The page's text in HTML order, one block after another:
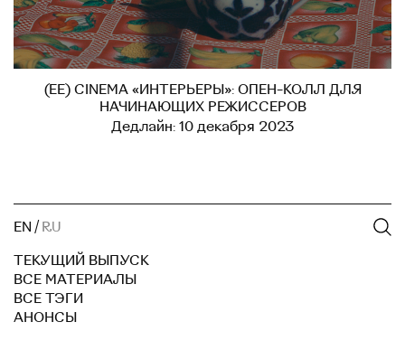
(EE) CINEMA «ИНТЕРЬЕРЫ»: ОПЕН-КОЛЛ ДЛЯ
НАЧИНАЮЩИХ РЕЖИССЕРОВ
Дедлайн: 10 декабря 2023
EN / RU
ТЕКУЩИЙ ВЫПУСК
ВСЕ МАТЕРИАЛЫ
ВСЕ ТЭГИ
АНОНСЫ